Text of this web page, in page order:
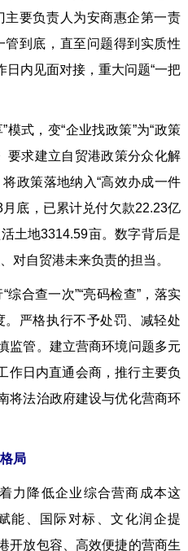
主要负责人为安商惠企第一责
到底，直至问题得到实质性
内见面对接，重大问题“一把
式，变“企业找政策”为“政策
要求建立自贸港政策分众化解
政策落地纳入“高效办成一件
底，已累计兑付欠款22.23亿
土地3314.59亩。数字背后是
对自贸港未来负责的担当。
合查一次”“亮码检查”，落实
严格执行不予处罚、减轻处
监管。建立营商环境问题多元
作日内直通会商，推行主要负
将法治政府建设与优化营商环
局
降低企业综合营商成本这
能、国际对标、文化润企提
开放包容、高效便捷的营商生